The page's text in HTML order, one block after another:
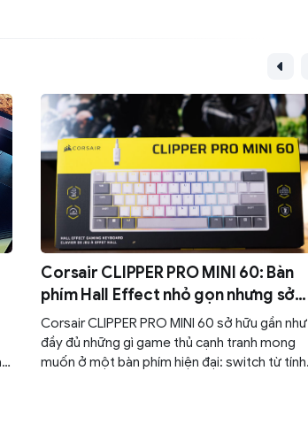
Corsair CLIPPER PRO MINI 60: Bàn
phím Hall Effect nhỏ gọn nhưng sở
hữu sức mạnh
Corsair CLIPPER PRO MINI 60 sở hữu gần như
đầy đủ những gì game thủ cạnh tranh mong
muốn ở một bàn phím hiện đại: switch từ tính